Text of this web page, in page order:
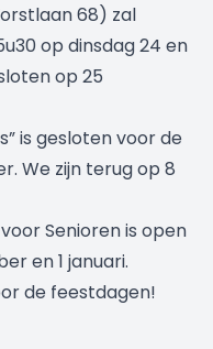
68) zal
op dinsdag 24 en
op 25
is gesloten voor de
We zijn terug op 8
Senioren is open
en 1 januari.
de feestdagen!